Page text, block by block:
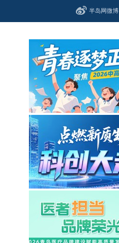
半岛网微博